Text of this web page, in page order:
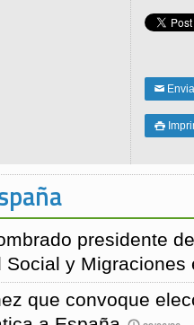
✉

presidente
Social y Migraciones
que convoque